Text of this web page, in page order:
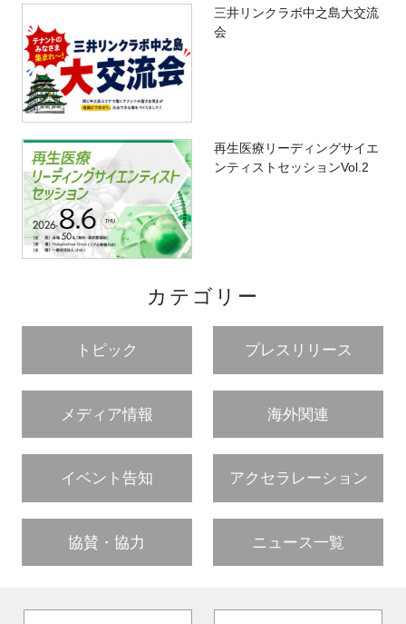
三井リンクラボ中之島大交流
会
再生医療リーディングサイエ
ンティストセッションVol.2
カテゴリー
トピック プレスリリース
メディア情報 海外関連
イベント告知 アクセラレーション
協賛・協力 ニュース一覧